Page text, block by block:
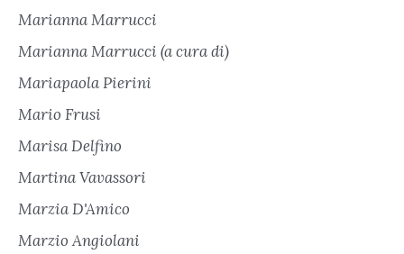
Marianna Marrucci
Marianna Marrucci (a cura di)
Mariapaola Pierini
Mario Frusi
Marisa Delfino
Martina Vavassori
Marzia D'Amico
Marzio Angiolani